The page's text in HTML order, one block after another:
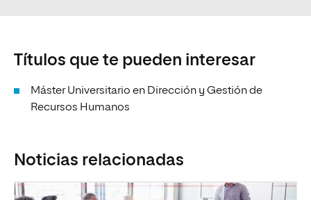
Títulos que te pueden interesar
Máster Universitario en Dirección y Gestión de
Recursos Humanos
Noticias relacionadas